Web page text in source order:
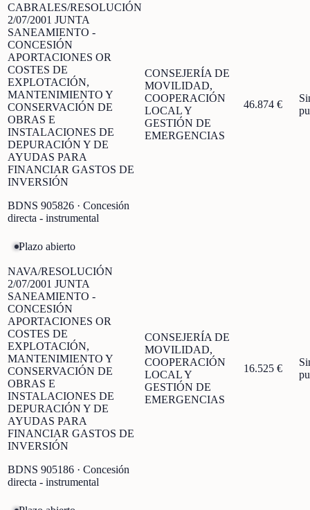
CABRALES/RESOLUCIÓN
2/07/2001 JUNTA
SANEAMIENTO -
CONCESIÓN
APORTACIONES OR
COSTES DE
EXPLOTACIÓN,
MANTENIMIENTO Y
CONSERVACIÓN DE
OBRAS E
INSTALACIONES DE
DEPURACIÓN Y DE
AYUDAS PARA
FINANCIAR GASTOS DE
INVERSIÓN
BDNS 905826 · Concesión
directa - instrumental
CONSEJERÍA DE
MOVILIDAD,
COOPERACIÓN
LOCAL Y
GESTIÓN DE
EMERGENCIAS
46.874 €
Plazo abierto
NAVA/RESOLUCIÓN
2/07/2001 JUNTA
SANEAMIENTO -
CONCESIÓN
APORTACIONES OR
COSTES DE
EXPLOTACIÓN,
MANTENIMIENTO Y
CONSERVACIÓN DE
OBRAS E
INSTALACIONES DE
DEPURACIÓN Y DE
AYUDAS PARA
FINANCIAR GASTOS DE
INVERSIÓN
BDNS 905186 · Concesión
directa - instrumental
CONSEJERÍA DE
MOVILIDAD,
COOPERACIÓN
LOCAL Y
GESTIÓN DE
EMERGENCIAS
16.525 €